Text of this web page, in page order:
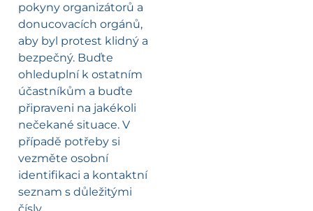
pokyny organizátorů a
donucovacích orgánů,
aby byl protest klidný a
bezpečný. Buďte
ohleduplní k ostatním
účastníkům a buďte
připraveni na jakékoli
nečekané situace. V
případě potřeby si
vezměte osobní
identifikaci a kontaktní
seznam s důležitými